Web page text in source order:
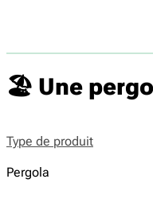
🏖️ Une
Type de produit
Pergola